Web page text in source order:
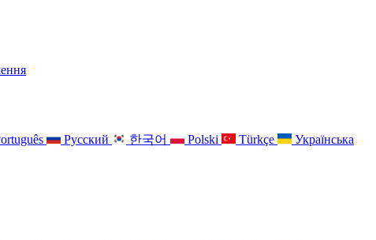
Русский 한국어 Polski Türkçe
Українська